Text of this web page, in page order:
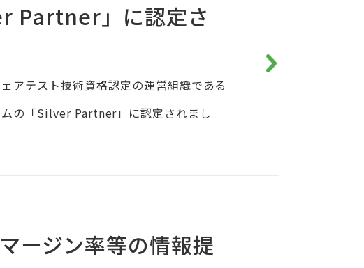
Partner」に認定さ
アテスト技術資格認定の運営組織である
の「Silver Partner」に認定されまし
ージン率等の情報提